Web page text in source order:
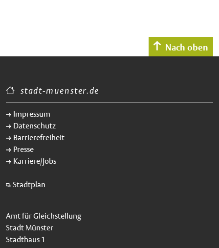
Nach oben
stadt-muenster.de
Impressum
Datenschutz
Barrierefreiheit
Presse
Karriere/Jobs
Stadtplan
Amt für Gleichstellung
Stadt Münster
Stadthaus 1